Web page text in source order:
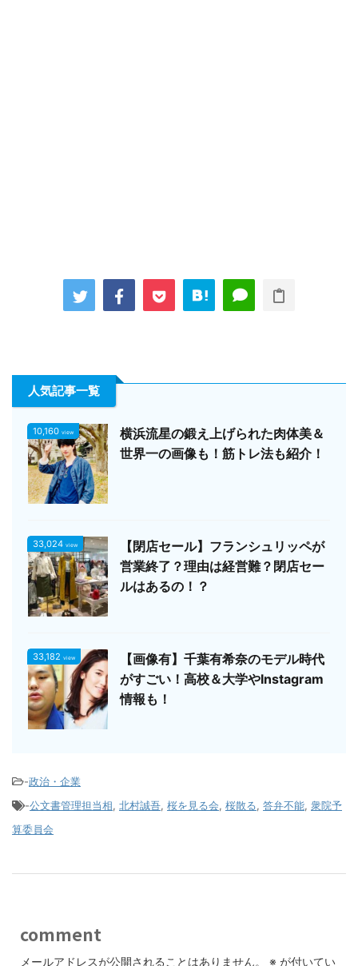
人気記事一覧
10,160 view
横浜流星の鍛え上げられた肉体美＆
世界一の画像も！筋トレ法も紹介！
33,024 view
【閉店セール】フランシュリッペが
営業終了？理由は経営難？閉店セー
ルはあるの！？
33,182 view
【画像有】千葉有希奈のモデル時代
がすごい！高校＆大学やInstagram
情報も！
-政治・企業
-公文書管理担当相, 北村誠吾, 桜を見る会, 桜散る, 答弁不能, 衆院予
算委員会
comment
メールアドレスが公開されることはありません。 ※ が付いてい